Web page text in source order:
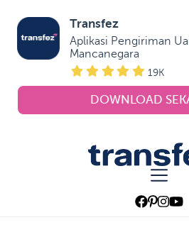
Transfez
Aplikasi Pengiriman
Mancanegara
19K
DOWNLOAD